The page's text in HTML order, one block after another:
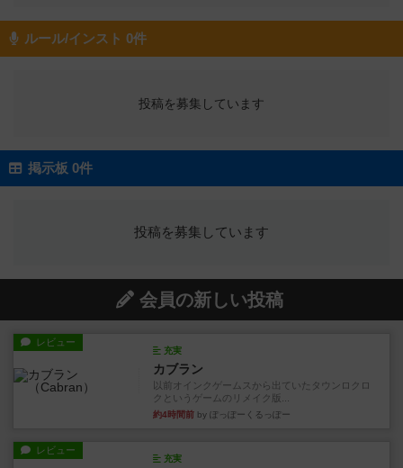
ルール/インスト 0件
投稿を募集しています
掲示板 0件
投稿を募集しています
会員の新しい投稿
レビュー
充実
カブラン
以前オインクゲームスから出ていたタウンロクロ
クというゲームのリメイク版...
約4時間前 by ぽっぽーくるっぽー
レビュー
充実